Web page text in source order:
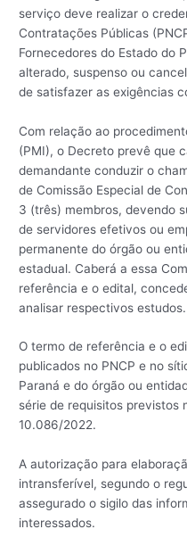
serviço deve realizar o
Contratações Públicas
Fornecedores do Estado do
alterado, suspenso ou
de satisfazer as exigências
Com relação ao
(PMI), o Decreto prevê que
demandante conduzir o
de Comissão Especial de
3 (três) membros, devendo
de servidores efetivos ou
permanente do órgão ou
estadual. Caberá a essa
referência e o edital,
analisar respectivos estudos.
O termo de referência e o
publicados no PNCP e no
Paraná e do órgão ou
série de requisitos previstos
10.086/2022.
A autorização para
intransferível, segundo o
assegurado o sigilo das
interessados.